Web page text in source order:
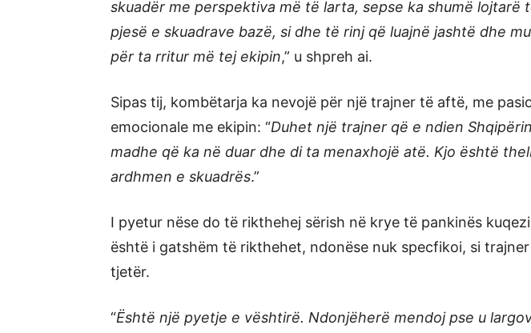
skuadër me perspektiva më të larta, sepse ka shumë lojtarë
pjesë e skuadrave bazë, si dhe të rinj që luajnë jashtë dhe
për ta rritur më tej ekipin,” u shpreh ai.
Sipas tij, kombëtarja ka nevojë për një trajner të aftë, me
emocionale me ekipin: “Duhet një trajner që e ndien
madhe që ka në duar dhe di ta menaxhojë atë. Kjo është
ardhmen e skuadrës.”
I pyetur nëse do të rikthehej sërish në krye të pankinës
është i gatshëm të rikthehet, ndonëse nuk specfikoi, si
tjetër.
“Është një pyetje e vështirë. Ndonjëherë mendoj pse u